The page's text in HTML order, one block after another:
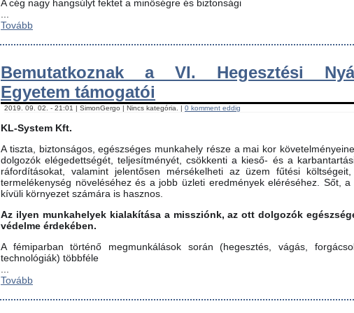
A cég nagy hangsúlyt fektet a minőségre és biztonsági
Tovább
Bemutatkoznak a VI. Hegesztési
Egyetem támogatói
2019. 09. 02. - 21:01 | SimonGergo | Nincs kategória. | 0 komment eddig
KL-System Kft.
A tiszta, biztonságos, egészséges munkahely része a mai kor
dolgozók elégedettségét, teljesítményét, csökkenti a kieső- és a
ráfordításokat, valamint jelentősen mérsékelheti az üzem fűtési
termelékenység növeléséhez és a jobb üzleti eredmények eléréséhez. Sőt,
kívüli környezet számára is hasznos.
Az ilyen munkahelyek kialakítása a missziónk, az ott dolgozók
védelme érdekében.
A fémiparban történő megmunkálások során (hegesztés, vágás,
technológiák) többféle
Tovább